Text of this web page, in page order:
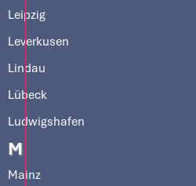
Leipzig
Leverkusen
Lindau
Lübeck
Ludwigshafen
M
Mainz